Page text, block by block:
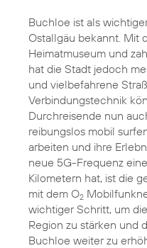
Buchloe ist als
Ostallgäu bekannt. Mit
Heimatmuseum und
hat die Stadt jedoch
und vielbefahrene
Verbindungstechnik
Durchreisende nun
reibungslos mobil
arbeiten und ihre
neue 5G-Frequenz
Kilometern hat, ist die
mit dem O2
wichtiger Schritt, um
Region zu stärken und
Buchloe weiter zu